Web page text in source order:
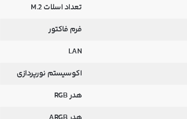
تعداد اسلات M.2
فرم فاکتور
LAN
اکوسیستم نورپردازی
هدر RGB